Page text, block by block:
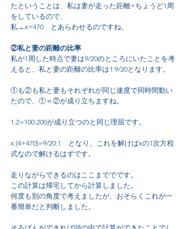
たということは、私は妻が走った距離+ちょうど1周
をしているので、
私→x+470　とあらわせるのですね。
②私と妻の距離の比率
私が1周した時点で妻は9/20のところにいたことを考
えると、私と妻の距離の比率は1:9/20となります。
①も②も私と妻もそれぞれが同じ速度で同時間動い
たので、①＝②が成り立ちますね。
1:2=100:200が成り立つのと同じ理屈です。
x:(4+470)=9/20:1　となり、これを解けばxの1次方程
式なので解けるはずです。
走りながらできるのはここまででです。
この計算は帰宅してから計算しました。
何度も別の角度で考えましたが、おそらくこれが一
番簡単だと判断しました。